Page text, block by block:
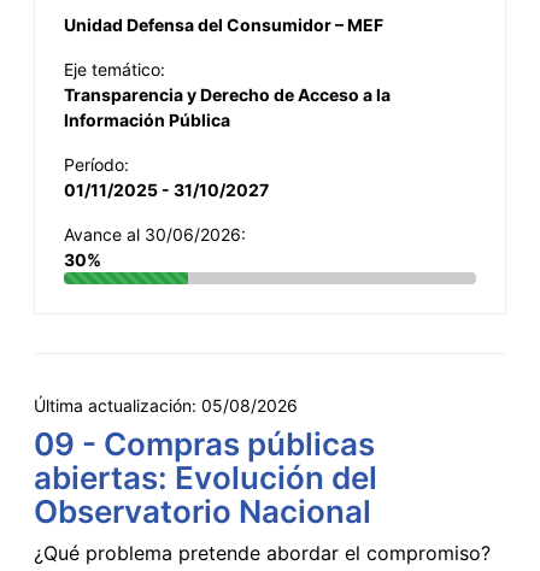
Unidad Defensa del Consumidor – MEF
Eje temático:
Transparencia y Derecho de Acceso a la
Información Pública
Período:
01/11/2025 - 31/10/2027
Avance al 30/06/2026:
30%
Última actualización: 05/08/2026
09 - Compras públicas
abiertas: Evolución del
Observatorio Nacional
¿Qué problema pretende abordar el compromiso?